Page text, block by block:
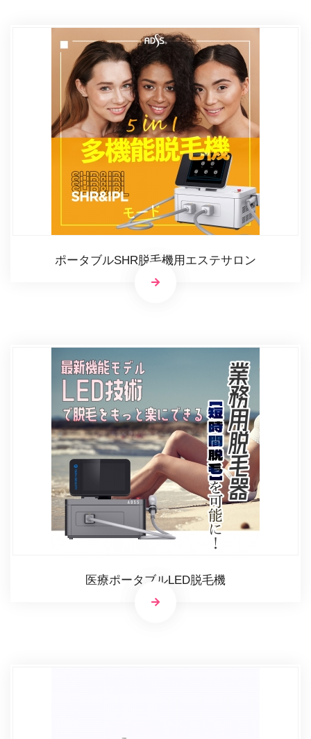
ポータブルSHR脱毛機用エステサロン
医療ポータブルLED脱毛機